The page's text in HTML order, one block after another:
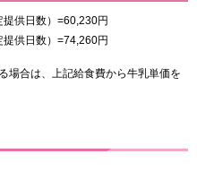
供日数）=60,230円
供日数）=74,260円
場合は、上記給食費から牛乳単価を